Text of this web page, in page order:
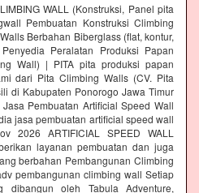
WALL (Konstruksi, Panel pita
Pembuatan Konstruksi Climbing
Berbahan Biberglass (flat, kontur,
Peralatan Produksi Papan
Wall) | PITA pita produksi papan
dari Pita Climbing Walls (CV. Pita
di Kabupaten Ponorogo Jawa Timur
Pembuatan Artificial Speed Wall
jasa pembuatan artificial speed wall
2026 ARTIFICIAL SPEED WALL
layanan pembuatan dan juga
berbahan Pembangunan Climbing
pembangunan climbing wall Setiap
dibangun oleh Tabula Adventure,